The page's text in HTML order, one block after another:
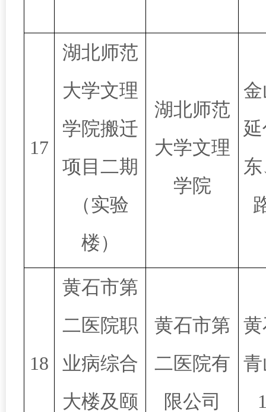
17
湖北师范
大学文理
学院搬迁
项目二期
（实验
楼）
湖北师范
大学文理
学院
18
黄石市第
二医院职
业病综合
大楼及颐
黄石市第
二医院有
限公司